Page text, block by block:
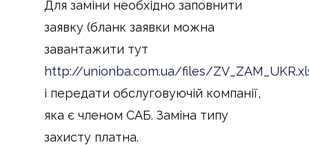
Для заміни необхідно заповнити
заявку (бланк заявки можна
завантажити тут
http://unionba.com.ua/files/
і передати обслуговуючій компанії,
яка є членом САБ. Заміна типу
захисту платна.